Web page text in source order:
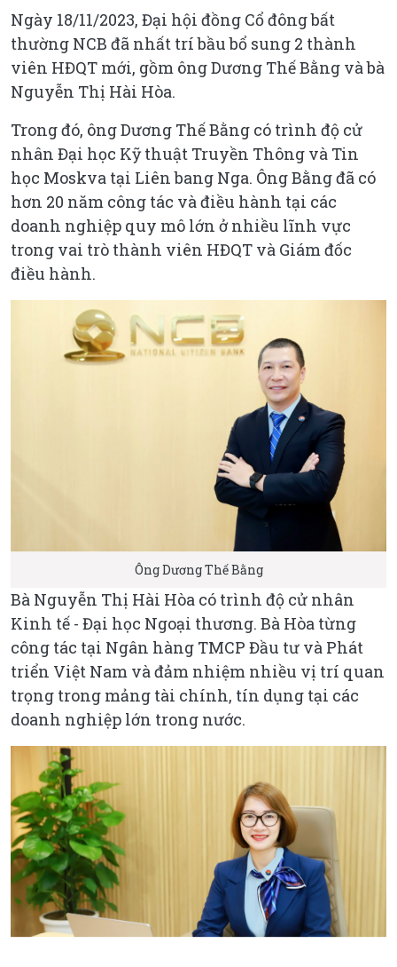
Ngày 18/11/2023, Đại hội đồng Cổ đông bất
thường NCB đã nhất trí bầu bổ sung 2 thành
viên HĐQT mới, gồm ông Dương Thế Bằng và bà
Nguyễn Thị Hài Hòa.
Trong đó, ông Dương Thế Bằng có trình độ cử
nhân Đại học Kỹ thuật Truyền Thông và Tin
học Moskva tại Liên bang Nga. Ông Bằng đã có
hơn 20 năm công tác và điều hành tại các
doanh nghiệp quy mô lớn ở nhiều lĩnh vực
trong vai trò thành viên HĐQT và Giám đốc
điều hành.
Ông Dương Thế Bằng
Bà Nguyễn Thị Hài Hòa có trình độ cử nhân
Kinh tế - Đại học Ngoại thương. Bà Hòa từng
công tác tại Ngân hàng TMCP Đầu tư và Phát
triển Việt Nam và đảm nhiệm nhiều vị trí quan
trọng trong mảng tài chính, tín dụng tại các
doanh nghiệp lớn trong nước.